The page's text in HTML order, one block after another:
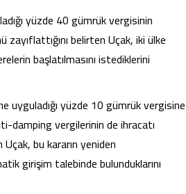
yüzde 40 gümrük vergisinin
zayıflattığını belirten Uçak, iki ülke
başlatılmasını istediklerini
uyguladığı yüzde 10 gümrük vergisine
damping vergilerinin de ihracatı
bu kararın yeniden
girişim talebinde bulunduklarını